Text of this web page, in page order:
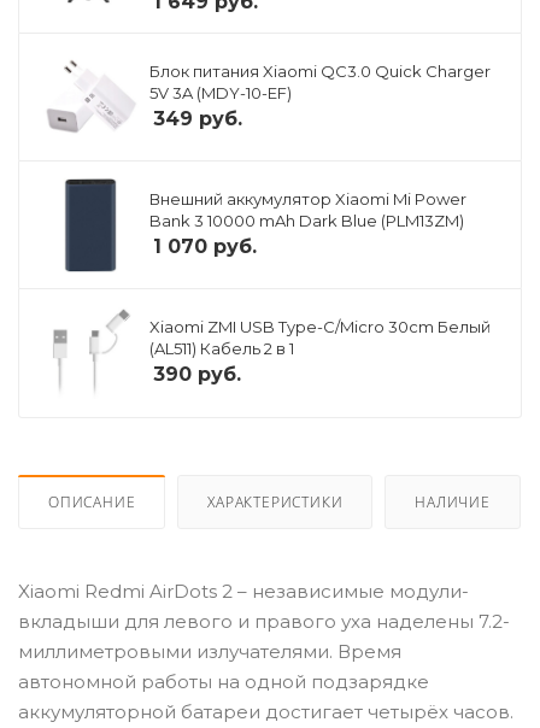
Блок питания Xiaomi QC3.0 Quick Charger
5V 3A (MDY-10-EF)
349 руб.
Внешний аккумулятор Xiaomi Mi Power
Bank 3 10000 mAh Dark Blue (PLM13ZM)
1 070 руб.
Xiaomi ZMI USB Type-C/Micro 30cm Белый
(AL511) Кабель 2 в 1
390 руб.
ОПИСАНИЕ ХАРАКТЕРИСТИКИ НАЛИЧИЕ
Xiaomi Redmi AirDots 2 – независимые модули-
вкладыши для левого и правого уха наделены 7.2-
миллиметровыми излучателями. Время
автономной работы на одной подзарядке
аккумуляторной батареи достигает четырёх часов.